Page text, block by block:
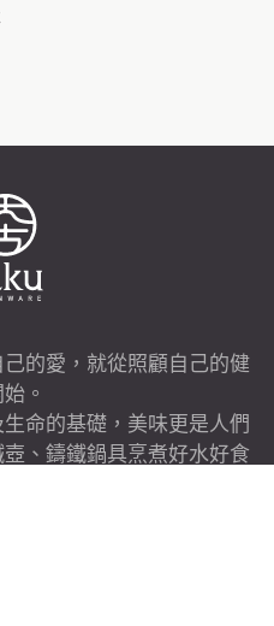
己的愛，就從照顧自己的健
。
命的基礎，美味更是人們
、鑄鐵鍋具烹煮好水好食